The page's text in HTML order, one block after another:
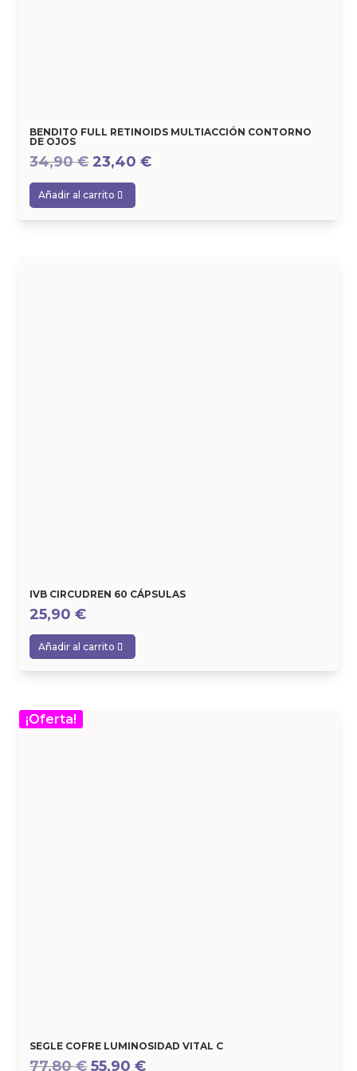
BENDITO FULL RETINOIDS MULTIACCIÓN CONTORNO
DE OJOS
34,90€ El
precio
original
era:
23,40€El
es:
Añadir al carrito
IVB CIRCUDREN 60 CÁPSULAS
25,90€
Añadir al carrito
¡Oferta!
SEGLE COFRE LUMINOSIDAD VITAL C
77,80€ El
55,90€El